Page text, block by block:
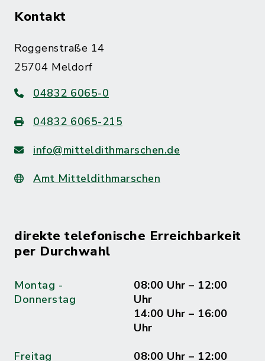
Kontakt
Roggenstraße 14
25704 Meldorf
04832 6065-0
04832 6065-215
info@mitteldithmarschen.de
Amt Mitteldithmarschen
direkte telefonische Erreichbarkeit
per Durchwahl
Montag -
Donnerstag
08:00 Uhr – 12:00
Uhr
14:00 Uhr – 16:00
Uhr
Freitag
08:00 Uhr – 12:00